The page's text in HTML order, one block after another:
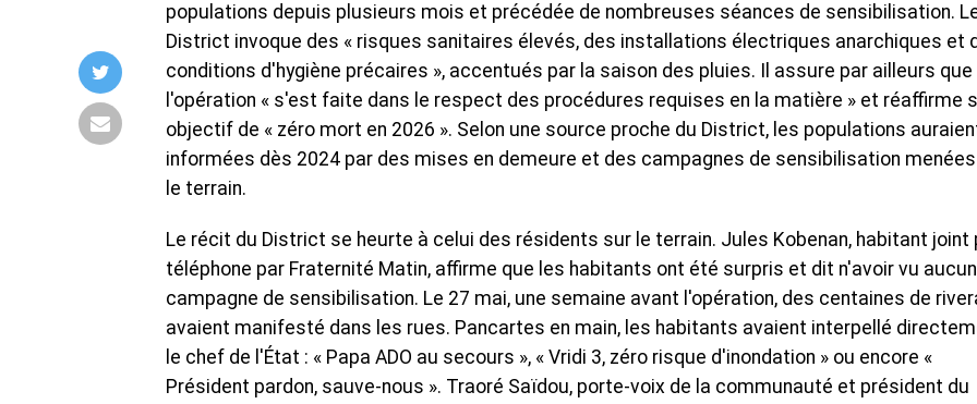
populations depuis plusieurs mois et précédée de nombreuses séances de sensibilisation.
District invoque des « risques sanitaires élevés, des installations électriques anarchiques et
conditions d'hygiène précaires », accentués par la saison des pluies. Il assure par ailleurs que
l'opération « s'est faite dans le respect des procédures requises en la matière » et réaffirme
objectif de « zéro mort en 2026 ». Selon une source proche du District, les populations
informées dès 2024 par des mises en demeure et des campagnes de sensibilisation
le terrain.
Le récit du District se heurte à celui des résidents sur le terrain. Jules Kobenan, habitant joint
téléphone par Fraternité Matin, affirme que les habitants ont été surpris et dit n'avoir vu
campagne de sensibilisation. Le 27 mai, une semaine avant l'opération, des centaines de
avaient manifesté dans les rues. Pancartes en main, les habitants avaient interpellé
le chef de l'État : « Papa ADO au secours », « Vridi 3, zéro risque d'inondation » ou encore «
Président pardon, sauve-nous ». Traoré Saïdou, porte-voix de la communauté et président du